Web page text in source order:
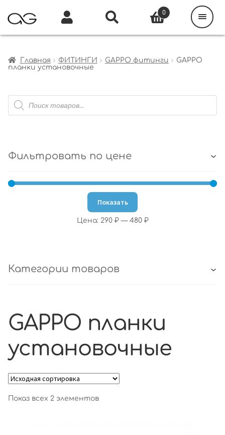
Главная ФИТИНГИ GAPPO фитинги
GAPPO
планки установочные
Поиск
товаров
Фильтровать по цене
Показать
Цена: 290 ₽— 480 ₽
Категории товаров
GAPPO планки
установочные
Показ всех 2 элементов
0